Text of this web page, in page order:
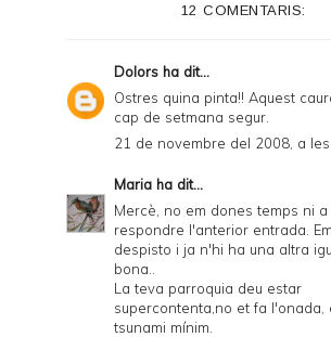
i
e
n
d
l
y
a
12 COMENTARIS:
Dolors ha dit...
Ostres quina pinta!! Aquest
cap de setmana segur.
21 de novembre del 2008, a
Maria ha dit...
Mercè, no em dones temps ni a
respondre l'anterior entrada. Em
despisto i ja n'hi ha una altra
bona..
La teva parroquia deu estar
supercontenta,no et fa l'onada,
tsunami mínim.